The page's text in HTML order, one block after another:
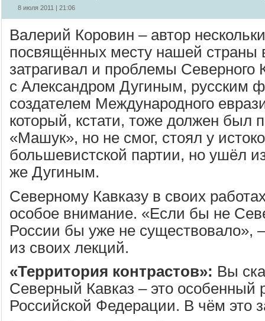
8 июля 2011 | 21:06
Валерий Коровин – автор
посвящённых месту нашей страны
затрагивал и проблемы Северного
с Александром Дугиным, русским
создателем Международного
который, кстати, тоже должен был
«Машук», но не смог, стоял у
большевистской партии, но ушёл
же Дугиным.
Северному Кавказу в своих
особое внимание. «Если бы не
России бы уже не существовало»,
из своих лекций.
«Территория контрастов»: Вы
Северный Кавказ – это особенный
Российской Федерации. В чём это